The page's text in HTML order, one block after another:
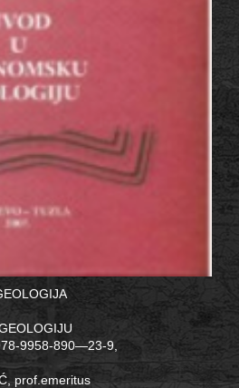
9958-890—23-9,
prof.emeritus